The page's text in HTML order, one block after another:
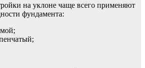
на уклоне чаще всего применяют
фундамента: